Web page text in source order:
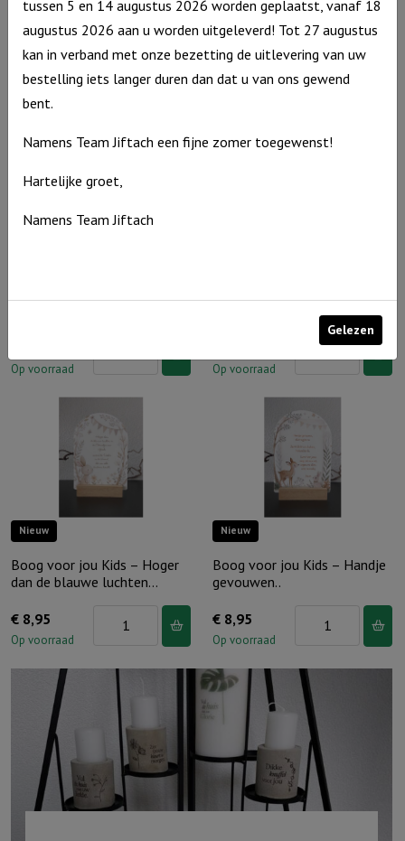
van
goud!
aantal
de
Goede
Boog voor jou Kids – Jij bent
wonderlijk gemaakt!
8,95
Op voorraad
Boog
Kids
bent
Wenskaarthouder hart – Zijn
trouw kleurt de morgen
€8,49
Wenskaarthouder
Zijn
Op voorraad
–
Vertouw
aantal
Op voorraad
Wenskaarthouder
–
Wacht
op
de
Heer…
aantal
Nieuw
Boog voor jou Kids – Hoger
dan de blauwe luchten…
€ 8,95
Op voorraad
jou
Kids
Hoger
dan
de
blauwe
Nieuw
Boog voor jou Kids – Handje
gevouwen..
€ 8,95
Op voorraad
jou
Kids
Handje
gevouwen..
aantal
tussen 5 en 14 augustus 2026 worden geplaatst, vanaf 18
augustus 2026 aan u worden uitgeleverd! Tot 27 augustus
kan in verband met onze bezetting de uitlevering van uw
bestelling iets langer duren dan dat u van ons gewend
bent.
Namens Team Jiftach een fijne zomer toegewenst!
Hartelijke groet,
Namens Team Jiftach
Gelezen